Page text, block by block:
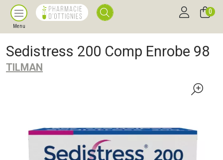
Menu
0
Sedistress 200 Comp Enrobe 98
TILMAN